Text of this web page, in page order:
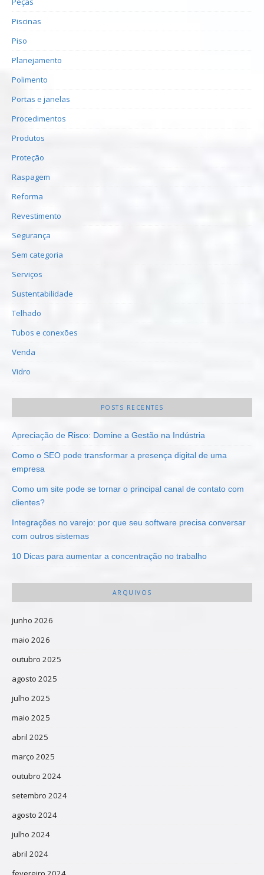
Piscinas
Piso
Planejamento
Polimento
Portas e janelas
Procedimentos
Produtos
Proteção
Raspagem
Reforma
Revestimento
Segurança
Sem categoria
Serviços
Sustentabilidade
Telhado
Tubos e conexões
Venda
Vidro
POSTS RECENTES
Apreciação de Risco: Domine a Gestão na Indústria
Como o SEO pode transformar a presença digital de uma
empresa
Como um site pode se tornar o principal canal de contato com
clientes?
Integrações no varejo: por que seu software precisa conversar
com outros sistemas
10 Dicas para aumentar a concentração no trabalho
ARQUIVOS
junho 2026
maio 2026
outubro 2025
agosto 2025
julho 2025
maio 2025
abril 2025
março 2025
outubro 2024
setembro 2024
agosto 2024
julho 2024
abril 2024